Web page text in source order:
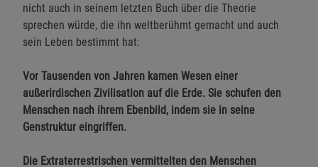
nicht auch in seinem letzten Buch über die Theorie
sprechen würde, die ihn weltberühmt gemacht und auch
sein Leben bestimmt hat:
Vor Tausenden von Jahren kamen Wesen einer
außerirdischen Zivilisation auf die Erde. Sie schufen den
Menschen nach ihrem Ebenbild, indem sie in seine
Genstruktur eingriffen.
Die Extraterrestrischen vermittelten den Menschen